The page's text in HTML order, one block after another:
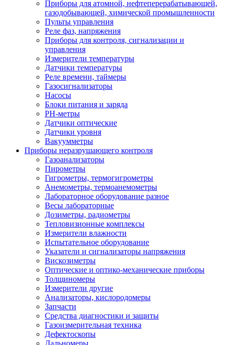
Приборы для атомной, нефтеперерабатывающей,
газодобывающей, химической промышленности
Пульты управления
Реле фаз, напряжения
Приборы для контроля, сигнализации и
управления
Измерители температуры
Датчики температуры
Реле времени, таймеры
Газосигнализаторы
Насосы
Блоки питания и заряда
PH-метры
Датчики оптические
Датчики уровня
Вакуумметры
Приборы неразрушающего контроля
Газоанализаторы
Пирометры
Гигрометры, термогигрометры
Анемометры, термоанемометры
Лабораторное оборудование разное
Весы лабораторные
Дозиметры, радиометры
Тепловизионные комплексы
Измерители влажности
Испытательное оборудование
Указатели и сигнализаторы напряжения
Вискозиметры
Оптические и оптико-механические приборы
Толщиномеры
Измерители другие
Анализаторы, кислородомеры
Запчасти
Средства диагностики и защиты
Газоизмерительная техника
Дефектоскопы
Дальномеры